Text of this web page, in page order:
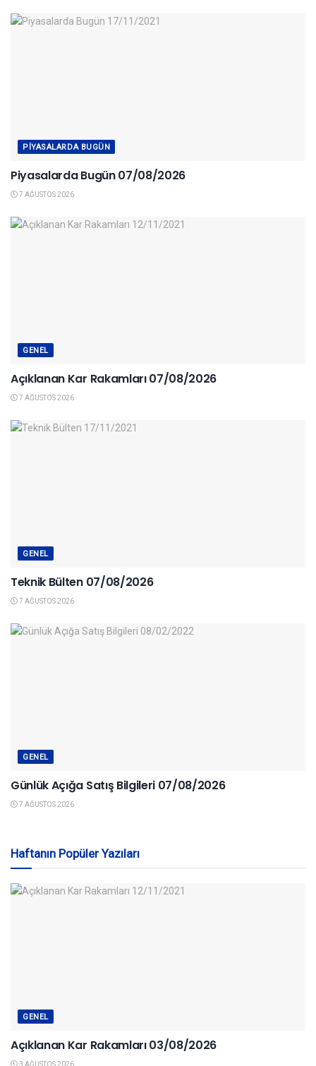
PIYASALARDA BUGÜN
Piyasalarda Bugün 07/08/2026
7 AĞUSTOS 2026
GENEL
Açıklanan Kar Rakamları 07/08/2026
7 AĞUSTOS 2026
GENEL
Teknik Bülten 07/08/2026
7 AĞUSTOS 2026
GENEL
Günlük Açığa Satış Bilgileri 07/08/2026
7 AĞUSTOS 2026
Haftanın Popüler Yazıları
GENEL
Açıklanan Kar Rakamları 03/08/2026
3 AĞUSTOS 2026